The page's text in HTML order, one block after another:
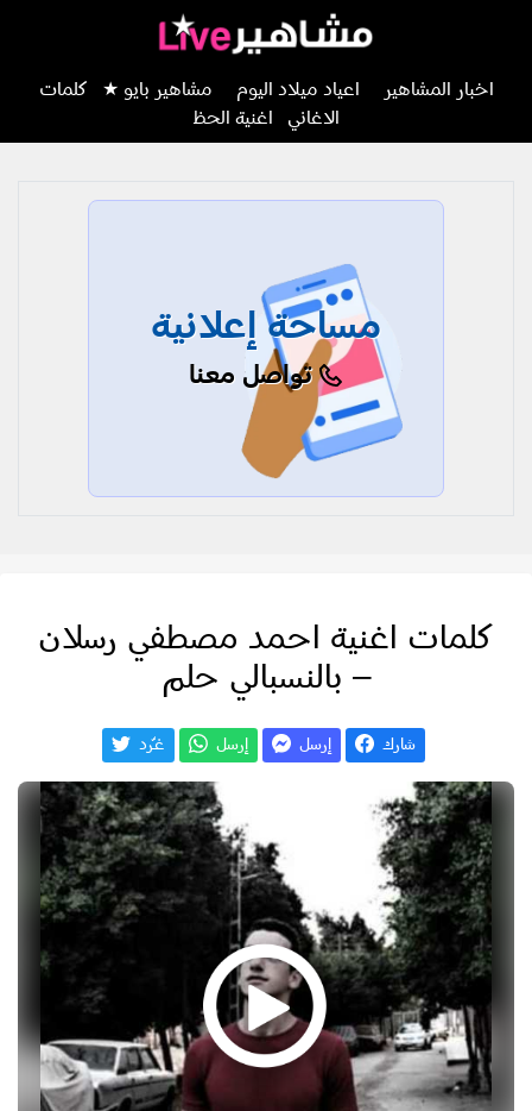
اخبار المشاهير اعياد ميلاد اليوم مشاهير بايو ★
كلمات
الاغاني
اغنية الحظ
مساحة إعلانية
تواصل معنا
كلمات اغنية احمد ‏مصطفي ‏رسلان
– بالنسبالي حلم
شارك إرسل إرسل غـّرد